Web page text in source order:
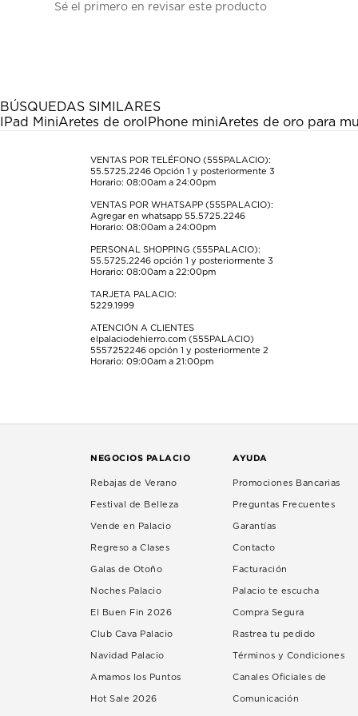
para
estrella
Esta
acción
formulario
envío.
para
estrellas.
Esta
acción
el
formulario
envío.
para
estrellas.
Esta
acción
el
formulario
envío.
para
estrellas.
Esta
acción
el
formulario
envío.
para
acción
el
formulario
envío.
Sé el primero en revisar este producto
BÚSQUEDAS SIMILARES
IPad MiniAretes de oro IPhone miniAretes de oro para
VENTAS POR TELÉFONO (555PALACIO):
55.5725.2246 Opción 1 y posteriormente 3
Horario: 08:00am a 24:00pm
VENTAS POR WHATSAPP (555PALACIO):
Agregar en whatsapp 55.5725.2246
Horario: 08:00am a 24:00pm
PERSONAL SHOPPING (555PALACIO):
55.5725.2246 opción 1 y posteriormente 3
Horario: 08:00am a 22:00pm
TARJETA PALACIO:
5229.1999
ATENCIÓN A CLIENTES
elpalaciodehierro.com (555PALACIO)
5557252246 opción 1 y posteriormente 2
Horario: 09:00am a 21:00pm
NEGOCIOS PALACIO
Rebajas de Verano
Festival de Belleza
Vende en Palacio
Regreso a Clases
Galas de Otoño
Noches Palacio
El Buen Fin 2026
Club Cava Palacio
Navidad Palacio
Amamos los Puntos
Hot Sale 2026
AYUDA
Promociones Bancarias
Preguntas Frecuentes
Garantías
Contacto
Facturación
Palacio te escucha
Compra Segura
Rastrea tu pedido
Términos y Condiciones
Canales Oficiales de
Comunicación